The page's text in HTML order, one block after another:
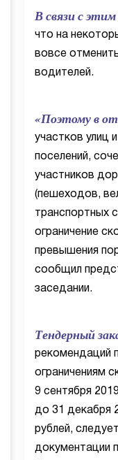
В связи с
что на
вовсе
водителей.
«Поэтому в
участков улиц
поселений,
участников
(пешеходов,
транспортных
ограничение
превышения
сообщил
заседании.
Тендерный
рекомендаций
ограничениям
9 сентября
до 31 декабря
рублей,
документации